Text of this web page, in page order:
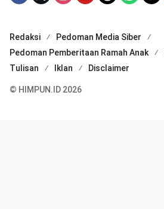
Redaksi
Pedoman Media Siber
Pedoman Pemberitaan Ramah Anak
Tulisan
Iklan Disclaimer
© HIMPUN.ID 2026